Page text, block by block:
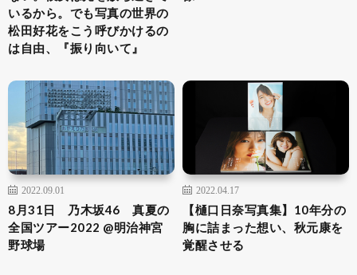
いるから。でも写真の世界の
松田好花をこう呼びかけるの
は自由、『振り向いて』
2022.09.01
8月31日 乃木坂46 真夏の
全国ツアー2022 @明治神宮
野球場
2022.04.17
【樋口日奈写真集】10年分の
胸に詰まった想い、秋元康を
覚醒させる